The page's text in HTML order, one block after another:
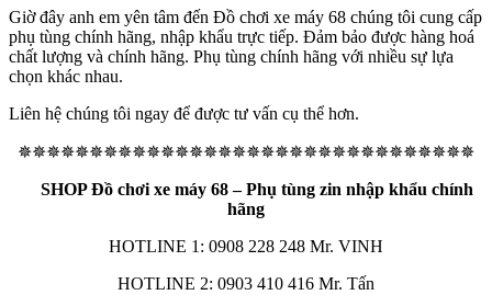
Giờ đây anh em yên tâm đến Đồ chơi xe máy 68 chúng tôi cung cấp
phụ tùng chính hãng, nhập khẩu trực tiếp. Đảm bảo được hàng hoá
chất lượng và chính hãng. Phụ tùng chính hãng với nhiều sự lựa
chọn khác nhau.
Liên hệ chúng tôi ngay để được tư vấn cụ thể hơn.
✵✵✵✵✵✵✵✵✵✵✵✵✵✵✵✵✵✵✵✵✵✵✵✵✵✵✵✵✵✵✵✵
SHOP Đồ chơi xe máy 68 – Phụ tùng zin nhập khẩu chính
hãng
HOTLINE 1: 0908 228 248 Mr. VINH
HOTLINE 2: 0903 410 416 Mr. Tấn